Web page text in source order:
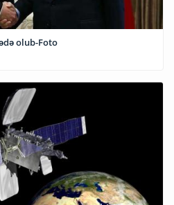
olub-Foto